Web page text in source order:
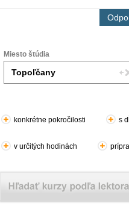
Miesto štúdia
konkrétne pokročilosti s
v určitých hodinách